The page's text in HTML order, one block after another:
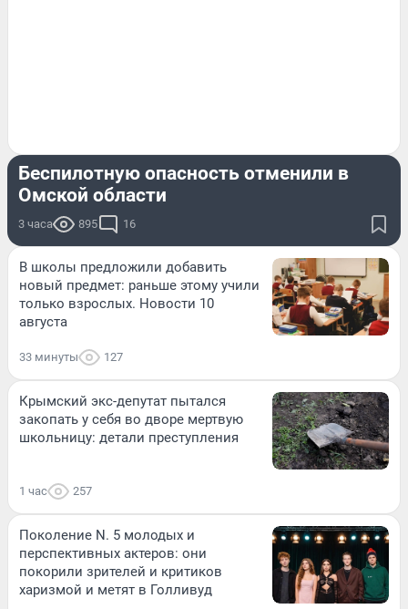
Беспилотную опасность отменили в
Омской области
3 часа 895 16
В школы предложили добавить
новый предмет: раньше этому учили
только взрослых. Новости 10
августа
33 минуты 127
Крымский экс-депутат пытался
закопать у себя во дворе мертвую
школьницу: детали преступления
1 час 257
Поколение N. 5 молодых и
перспективных актеров: они
покорили зрителей и критиков
харизмой и метят в Голливуд